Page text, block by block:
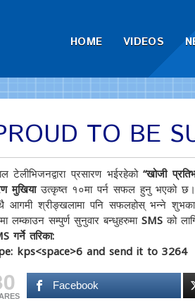
HOME VIDEOS
TO BE
टेलीभिजनद्वारा प्रसारण भईरहेको“खोजी
मुखियाउत्कृष्त १०मा पर्न सफल हुनु भएको छ।
आगमी श्रीङ्खलामा पनि सफलहोस् भन्ने
लम्काउन सम्पुर्ण सुनुवार बन्धुहरुमा SMSको
गर्ने तरिका:
kps<space>6 and send it to 3264
Facebook